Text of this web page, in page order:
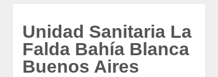
Unidad Sanitaria La
Falda Bahía Blanca
Buenos Aires